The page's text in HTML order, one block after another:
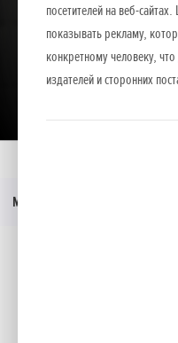
посетителей на веб-
показывать рекламу,
конкретному человеку,
издателей и сторонних
Меню